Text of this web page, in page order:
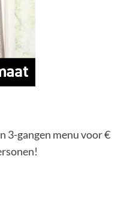
3-gangen menu voor €